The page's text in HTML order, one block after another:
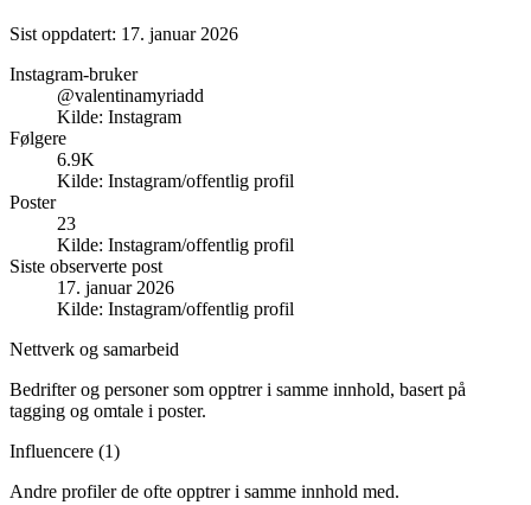
Sist oppdatert: 17. januar 2026
Instagram-bruker
@valentinamyriadd
Kilde: Instagram
Følgere
6.9K
Kilde: Instagram/offentlig profil
Poster
23
Kilde: Instagram/offentlig profil
Siste observerte post
17. januar 2026
Kilde: Instagram/offentlig profil
Nettverk og samarbeid
Bedrifter og personer som opptrer i samme innhold, basert på
tagging og omtale i poster.
Influencere (1)
Andre profiler de ofte opptrer i samme innhold med.